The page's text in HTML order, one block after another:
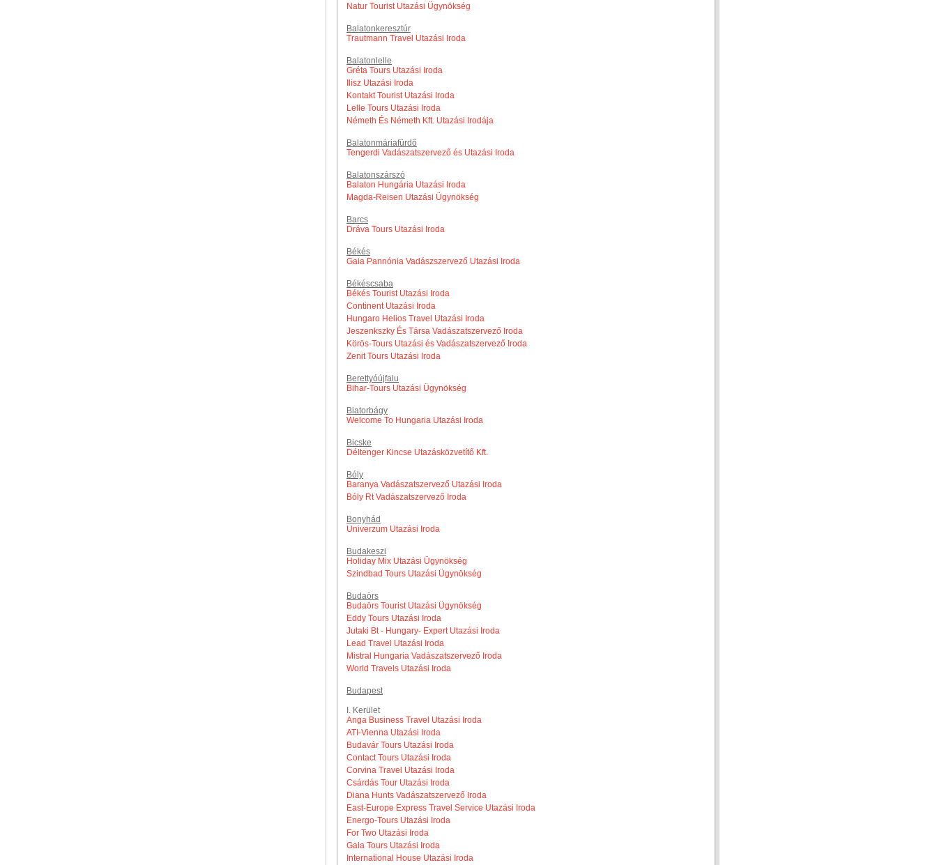
Natur Tourist Utazási Ügynökség
Balatonkeresztúr
Trautmann Travel Utazási Iroda
Balatonlelle
Gréta Tours Utazási Iroda
Ilisz Utazási Iroda
Kontakt Tourist Utazási Iroda
Lelle Tours Utazási Iroda
Németh És Németh Kft. Utazási Irodája
Balatonmáriafürdő
Tengerdi Vadászatszervező és Utazási Iroda
Balatonszárszó
Balaton Hungária Utazási Iroda
Magda-Reisen Utazási Ügynökség
Barcs
Dráva Tours Utazási Iroda
Békés
Gaia Pannónia Vadászszervező Utazási Iroda
Békéscsaba
Békés Tourist Utazási Iroda
Continent Utazási Iroda
Hungaro Helios Travel Utazási Iroda
Jeszenkszky És Társa Vadászatszervező Iroda
Körös-Tours Utazási és Vadászatszervező Iroda
Zenit Tours Utazási Iroda
Berettyóújfalu
Bihar-Tours Utazási Ügynökség
Biatorbágy
Welcome To Hungaria Utazási Iroda
Bicske
Déltenger Kincse Utazásközvetítő Kft.
Bóly
Baranya Vadászatszervező Utazási Iroda
Bóly Rt Vadászatszervező Iroda
Bonyhád
Univerzum Utazási Iroda
Budakeszi
Holiday Mix Utazási Ügynökség
Szindbad Tours Utazási Ügynökség
Budaörs
Budaörs Tourist Utazási Ügynökség
Eddy Tours Utazási Iroda
Jutaki Bt - Hungary- Expert Utazási Iroda
Lead Travel Utazási Iroda
Mistral Hungaria Vadászatszervező Iroda
World Travels Utazási Iroda
Budapest
I. Kerület
Anga Business Travel Utazási Iroda
ATI-Vienna Utazási Iroda
Budavár Tours Utazási Iroda
Contact Tours Utazási Iroda
Corvina Travel Utazási Iroda
Csárdás Tour Utazási Iroda
Diana Hunts Vadászatszervező Iroda
East-Europe Express Travel Service Utazási Iroda
Energo-Tours Utazási Iroda
For Two Utazási Iroda
Gala Tours Utazási Iroda
International House Utazási Iroda